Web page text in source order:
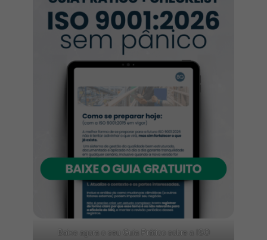
Baixe agora o seu Guia Prático sobre a ISO